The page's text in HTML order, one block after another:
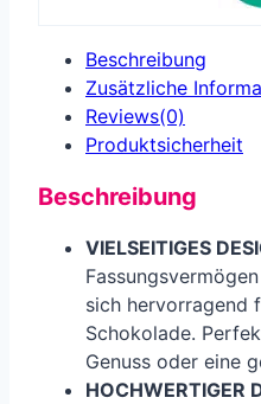
Beschreibung
Zusätzliche
Reviews(0)
Produkt­sicherheit
Beschreibung
VIELSEITIGES
sich hervorragend
Schokolade.
Genuss oder eine
HOCHWERTIGER